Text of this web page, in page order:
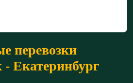
перевозки
Екатеринбург